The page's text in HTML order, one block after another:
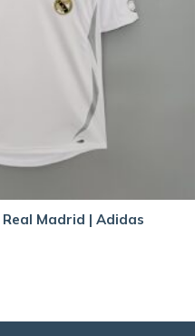
Madrid | Adidas